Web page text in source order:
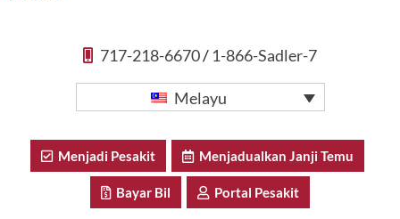
717-218-6670/ 1-866-Sadler-7
Melayu
Menjadi Pesakit Menjadualkan Janji Temu
Bayar Bil Portal Pesakit